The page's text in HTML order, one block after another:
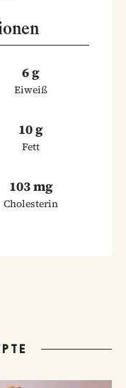
6 g
Eiweiß
10 g
Fett
103 mg
Cholesterin